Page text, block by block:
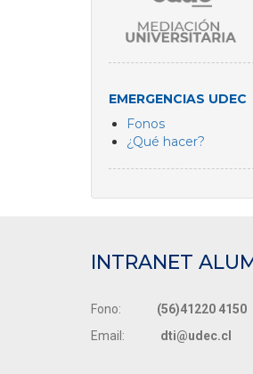
EMERGENCIAS UDEC
Fonos
¿Qué hacer?
INTRANET
Fono:
(56)41220 4150
Email:
dti@udec.cl